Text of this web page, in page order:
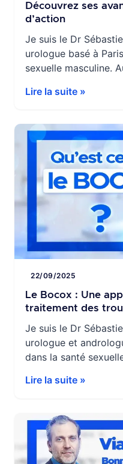
Découvrez ses
d’action
Je suis le Dr
urologue basé à
sexuelle masculine.
le traitement de la
communément
Contrairement aux
médicament, […]
Lire la suite »
22/09/2025
Le Bocox : Une
traitement des
Je suis le Dr
urologue et
dans la santé
qui suscite beaucoup
Europe : le Bocox. Il
approche
techniques […]
Lire la suite »